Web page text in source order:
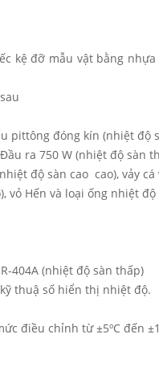
kệ đỡ mẫu vật bằng
pittông đóng kín (nhiệt độ
ra 750 W (nhiệt độ sàn
độ sàn cao cao), vảy
vỏ Hến và loại ống nhiệt
404A (nhiệt độ sàn thấp)
thuậ số hiển thị nhiệt độ.
điều chỉnh từ ±5ºC đến